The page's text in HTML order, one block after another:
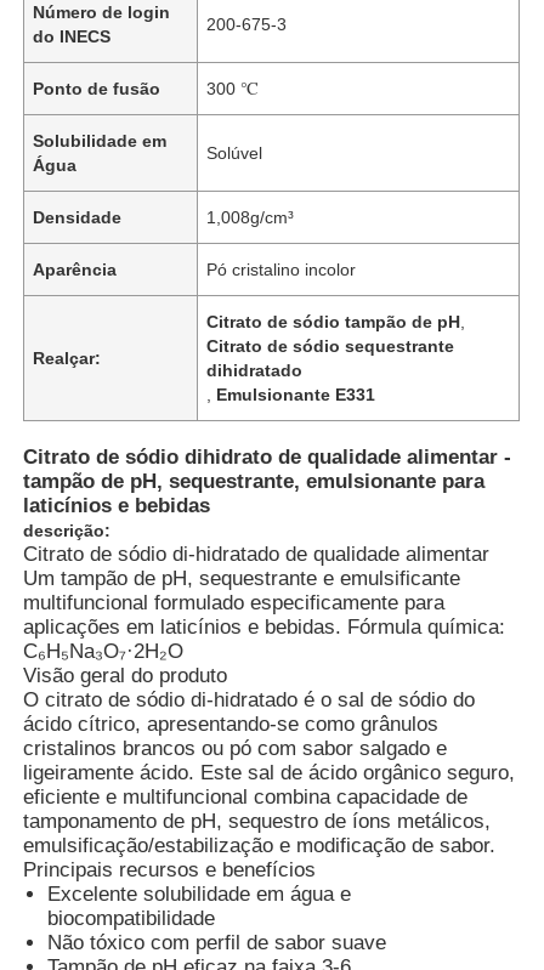
Casa
Produtos
Vídeos
Número de login
do INECS
200-675-3
Ponto de fusão 300 ℃
Solubilidade em
Água
Solúvel
Densidade 1,008g/cm³
Aparência Pó cristalino incolor
Realçar:
Citrato de sódio tampão de pH
Citrato de sódio sequestrante
dihidratado
Emulsionante E331
Citrato de sódio dihidrato de qualidade alimentar -
tampão de pH, sequestrante, emulsionante para
laticínios e bebidas
descrição:
Citrato de sódio di-hidratado de qualidade alimentar
Um tampão de pH, sequestrante e emulsificante
multifuncional formulado especificamente para
aplicações em laticínios e bebidas. Fórmula química:
C₆H₅Na₃O₇·2H₂O
Visão geral do produto
O citrato de sódio di-hidratado é o sal de sódio do
ácido cítrico, apresentando-se como grânulos
cristalinos brancos ou pó com sabor salgado e
ligeiramente ácido. Este sal de ácido orgânico seguro,
eficiente e multifuncional combina capacidade de
tamponamento de pH, sequestro de íons metálicos,
emulsificação/estabilização e modificação de sabor.
Principais recursos e benefícios
Excelente solubilidade em água e
biocompatibilidade
Não tóxico com perfil de sabor suave